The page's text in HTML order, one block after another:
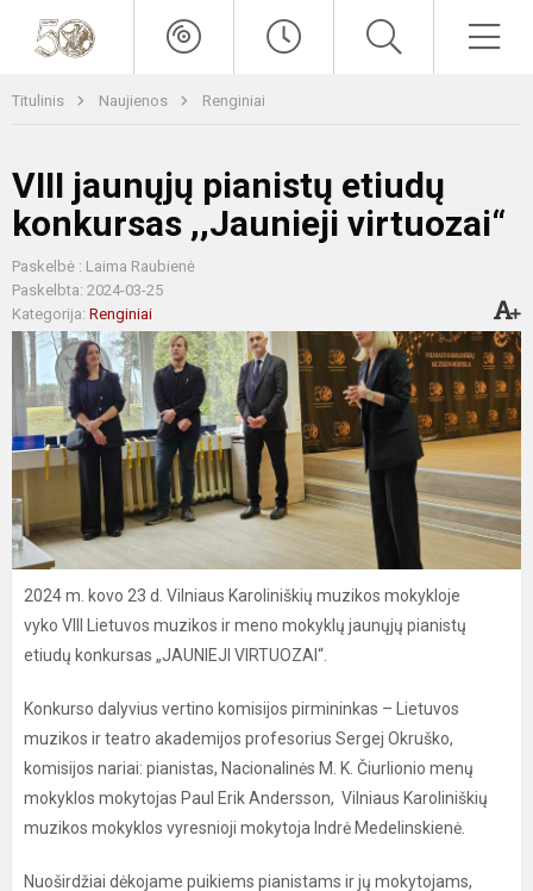
Titulinis Naujienos Renginiai
VIII jaunųjų pianistų etiudų
konkursas ,,Jaunieji virtuozai“
Paskelbė : Laima Raubienė
Paskelbta: 2024-03-25
Kategorija: Renginiai
2024 m. kovo 23 d. Vilniaus Karoliniškių muzikos mokykloje
vyko VIII Lietuvos muzikos ir meno mokyklų jaunųjų pianistų
etiudų konkursas „JAUNIEJI VIRTUOZAI“.
Konkurso dalyvius vertino komisijos pirmininkas – Lietuvos
muzikos ir teatro akademijos profesorius Sergej Okruško,
komisijos nariai: pianistas, Nacionalinės M. K. Čiurlionio menų
mokyklos mokytojas Paul Erik Andersson, Vilniaus Karoliniškių
muzikos mokyklos vyresnioji mokytoja Indrė Medelinskienė.
Nuoširdžiai dėkojame puikiems pianistams ir jų mokytojams,